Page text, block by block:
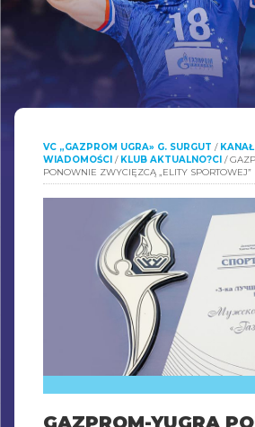
VC „GAZPROM UGRA» G. SURGUT / KANAŁ
WIADOMOŚCI / KLUB AKTUALNO?CI /
PONOWNIE ZWYCIĘZCĄ „ELITY SPORTOWEJ”
GAZPROM-YUGRA